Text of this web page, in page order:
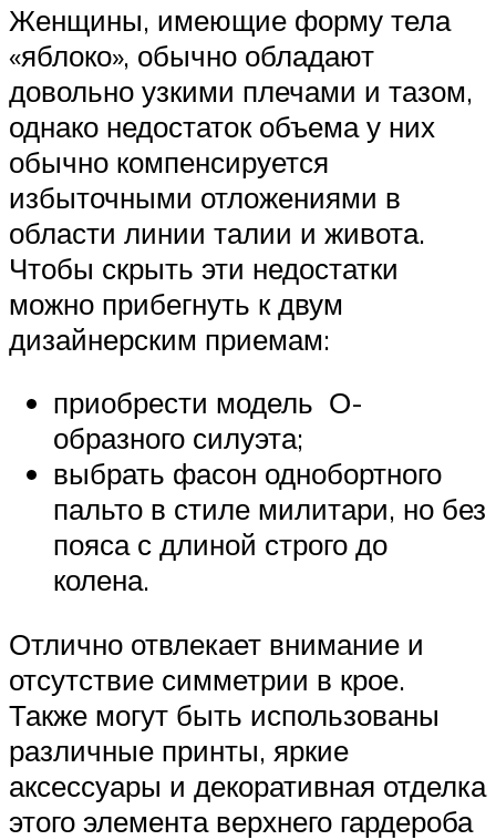
Женщины, имеющие форму тела
«яблоко», обычно обладают
довольно узкими плечами и тазом,
однако недостаток объема у них
обычно компенсируется
избыточными отложениями в
области линии талии и живота.
Чтобы скрыть эти недостатки
можно прибегнуть к двум
дизайнерским приемам:
приобрести модель О-
образного силуэта;
выбрать фасон однобортного
пальто в стиле милитари, но без
пояса с длиной строго до
колена.
Отлично отвлекает внимание и
отсутствие симметрии в крое.
Также могут быть использованы
различные принты, яркие
аксессуары и декоративная отделка
этого элемента верхнего гардероба